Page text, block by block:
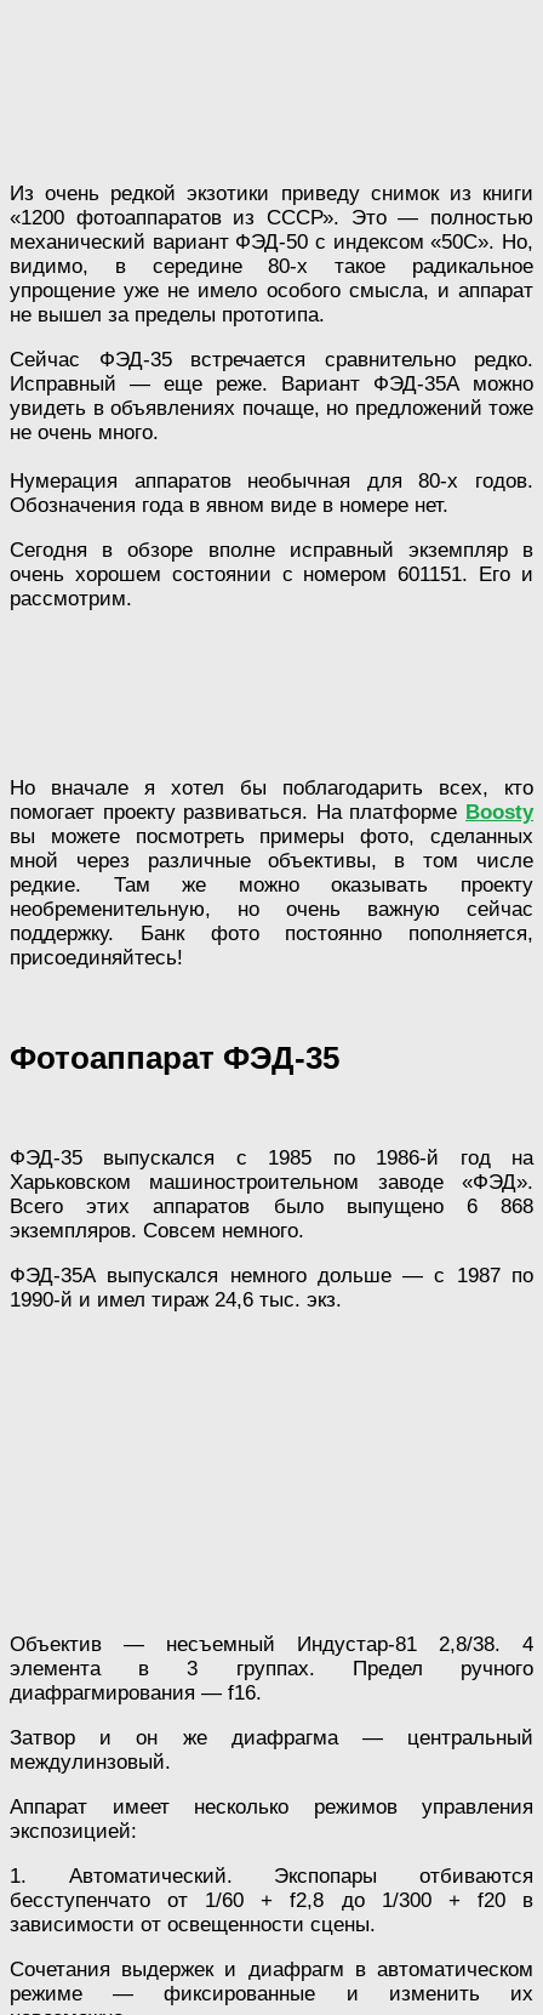
Из очень редкой экзотики приведу снимок из книги
«1200 фотоаппаратов из СССР». Это — полностью
механический вариант ФЭД-50 с индексом «50С». Но,
видимо, в середине 80-х такое радикальное
упрощение уже не имело особого смысла, и аппарат
не вышел за пределы прототипа.
Сейчас ФЭД-35 встречается сравнительно редко.
Исправный — еще реже. Вариант ФЭД-35А можно
увидеть в объявлениях почаще, но предложений тоже
не очень много.
Нумерация аппаратов необычная для 80-х годов.
Обозначения года в явном виде в номере нет.
Сегодня в обзоре вполне исправный экземпляр в
очень хорошем состоянии с номером 601151. Его и
рассмотрим.
Но вначале я хотел бы поблагодарить всех, кто
помогает проекту развиваться. На платформе Boosty
вы можете посмотреть примеры фото, сделанных
мной через различные объективы, в том числе
редкие. Там же можно оказывать проекту
необременительную, но очень важную сейчас
поддержку. Банк фото постоянно пополняется,
присоединяйтесь!
Фотоаппарат ФЭД-35
ФЭД-35 выпускался с 1985 по 1986-й год на
Харьковском машиностроительном заводе «ФЭД».
Всего этих аппаратов было выпущено 6 868
экземпляров. Совсем немного.
ФЭД-35А выпускался немного дольше — с 1987 по
1990-й и имел тираж 24,6 тыс. экз.
Объектив — несъемный Индустар-81 2,8/38. 4
элемента в 3 группах. Предел ручного
диафрагмирования — f16.
Затвор и он же диафрагма — центральный
междулинзовый.
Аппарат имеет несколько режимов управления
экспозицией:
1. Автоматический. Экспопары отбиваются
бесступенчато от 1/60 + f2,8 до 1/300 + f20 в
зависимости от освещенности сцены.
Сочетания выдержек и диафрагм в автоматическом
режиме — фиксированные и изменить их